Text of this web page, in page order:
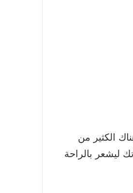
هناك الكثير من
ليشعر بالراحة